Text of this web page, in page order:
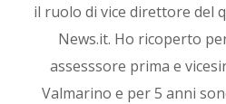
il ruolo di vice direttore del
News.it. Ho ricoperto
assesssore prima e
Valmarino e per 5 anni